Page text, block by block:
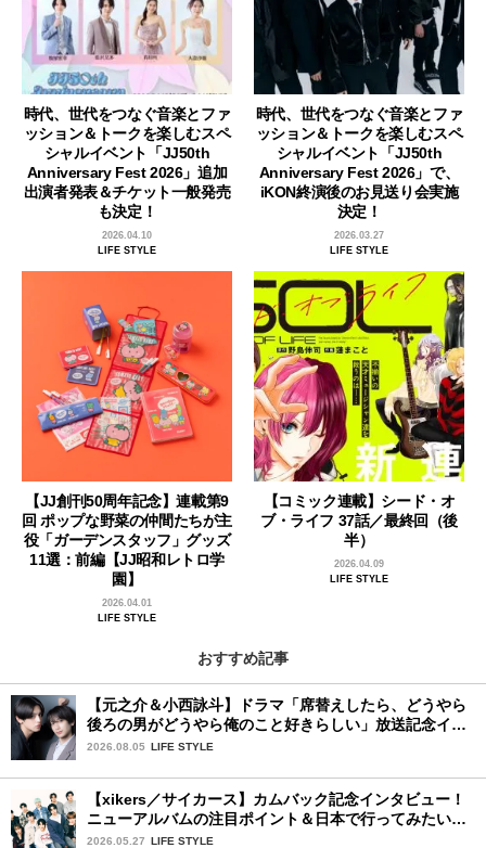
時代、世代をつなぐ音楽とファ
ッション＆トークを楽しむスペ
シャルイベント「JJ50th
Anniversary Fest 2026」追加
出演者発表＆チケット一般発売
も決定！
2026.04.10
LIFE STYLE
時代、世代をつなぐ音楽とファ
ッション＆トークを楽しむスペ
シャルイベント「JJ50th
Anniversary Fest 2026」で、
iKON終演後のお見送り会実施
決定！
2026.03.27
LIFE STYLE
【JJ創刊50周年記念】連載第9
回 ポップな野菜の仲間たちが主
役「ガーデンスタッフ」グッズ
11選：前編【JJ昭和レトロ学
園】
2026.04.01
LIFE STYLE
【コミック連載】シード・オ
ブ・ライフ 37話／最終回（後
半）
2026.04.09
LIFE STYLE
おすすめ記事
【元之介＆小西詠斗】ドラマ「席替えしたら、どうやら
後ろの男がどうやら俺のこと好きらしい」放送記念イン
タビュー♡ 「自然と詠斗くんが可愛く見えたんです」
2026.08.05 LIFE STYLE
【xikers／サイカース】カムバック記念インタビュー！
ニューアルバムの注目ポイント＆日本で行ってみたい場
所は？
2026.05.27 LIFE STYLE